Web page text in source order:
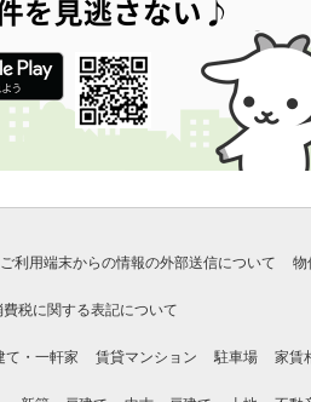
利用端末からの情報の外部送信について 物
費税に関する表記について
て・一軒家 賃貸マンション 駐車場 家賃